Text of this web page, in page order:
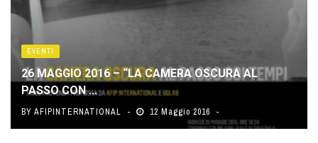
EVENTI
26 MAGGIO 2016 – “LA CAMERA OSCURA AL
PASSO CON ...
BY AFIPINTERNATIONAL 12 Maggio 2016